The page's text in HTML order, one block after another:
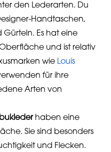
den Lederarten. Du
Handtaschen,
Es hat eine
und ist relativ
wie Louis
für ihre
Arten von
haben eine
Sie sind besonders
und Flecken.